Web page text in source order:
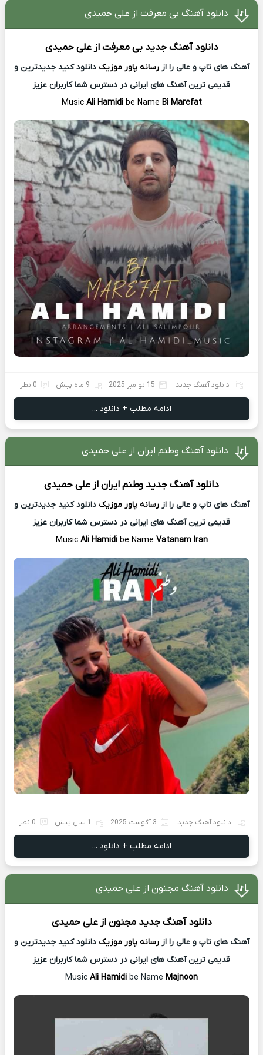
دانلود آهنگ بی معرفت از علی حمیدی
دانلود آهنگ جدید بی معرفت ازعلی حمیدی
آهنگ های تاپ و عالی را ازرسانه پاور موزیک دانلود کنید جدیدترین و
قدیمی ترین آهنگ های ایرانی در دسترس شما کاربران عزیز
MusicAli Hamidi be Name Bi Marefat
دانلود آهنگ جدید 15 نوامبر 2025 9 ماه پیش 0 نظر
ادامه مطلب + دانلود ...
دانلود آهنگ وطنم ایران از علی حمیدی
دانلود آهنگ جدید وطنم ایران ازعلی حمیدی
آهنگ های تاپ و عالی را ازرسانه پاور موزیک دانلود کنید جدیدترین و
قدیمی ترین آهنگ های ایرانی در دسترس شما کاربران عزیز
MusicAli Hamidi be Name Vatanam Iran
دانلود آهنگ جدید 3 آگوست 2025 1 سال پیش 0 نظر
ادامه مطلب + دانلود ...
دانلود آهنگ مجنون از علی حمیدی
دانلود آهنگ جدید مجنون ازعلی حمیدی
آهنگ های تاپ و عالی را ازرسانه پاور موزیک دانلود کنید جدیدترین و
قدیمی ترین آهنگ های ایرانی در دسترس شما کاربران عزیز
Music Ali Hamidi be Name Majnoon